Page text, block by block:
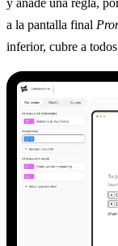
y añade una regla,
a la pantalla final
inferior, cubre a